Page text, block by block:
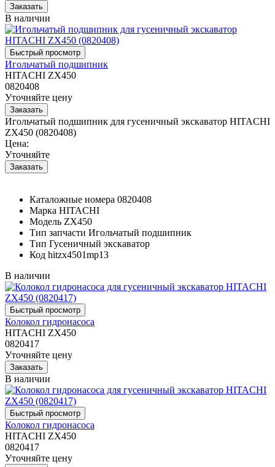
В наличии
Игольчатый подшипник
HITACHI ZX450
0820408
Уточняйте цену
Игольчатый подшипник для гусеничный экскаватор HITACHI
ZX450 (0820408)
Цена:
Уточняйте
Каталожные номера 0820408
Марка HITACHI
Модель ZX450
Тип запчасти Игольчатый подшипник
Тип Гусеничный экскаватор
Код hitzx4501mp13
В наличии
Колокол гидронасоса
HITACHI ZX450
0820417
Уточняйте цену
В наличии
Колокол гидронасоса
HITACHI ZX450
0820417
Уточняйте цену